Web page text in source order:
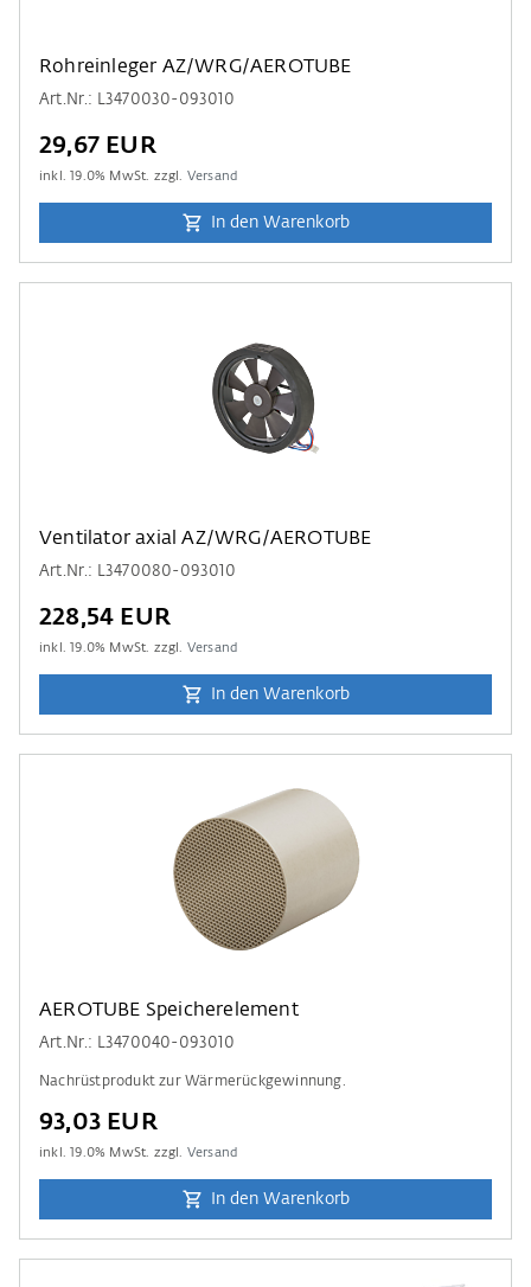
Rohreinleger AZ/WRG/AEROTUBE
Art.Nr.: L3470030-093010
29,67 EUR
inkl.19.0% MwSt. zzgl. Versand
In den Warenkorb
Ventilator axial AZ/WRG/AEROTUBE
Art.Nr.: L3470080-093010
228,54 EUR
inkl.19.0% MwSt. zzgl. Versand
In den Warenkorb
AEROTUBE Speicherelement
Art.Nr.: L3470040-093010
Nachrüstprodukt zur Wärmerückgewinnung.
93,03 EUR
inkl.19.0% MwSt. zzgl. Versand
In den Warenkorb